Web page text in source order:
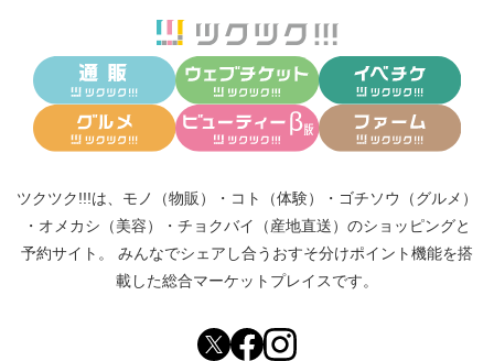
ツクツク!!!は、 モノ（物販） ・ コト（体験） ・ ゴチソウ（グルメ）
・ オメカシ（美容） ・ チョクバイ（産地直送） のショッピングと
予約サイト。
みんなでシェアし合う おすそ分けポイント機能を搭
載した総合マーケットプレイスです。